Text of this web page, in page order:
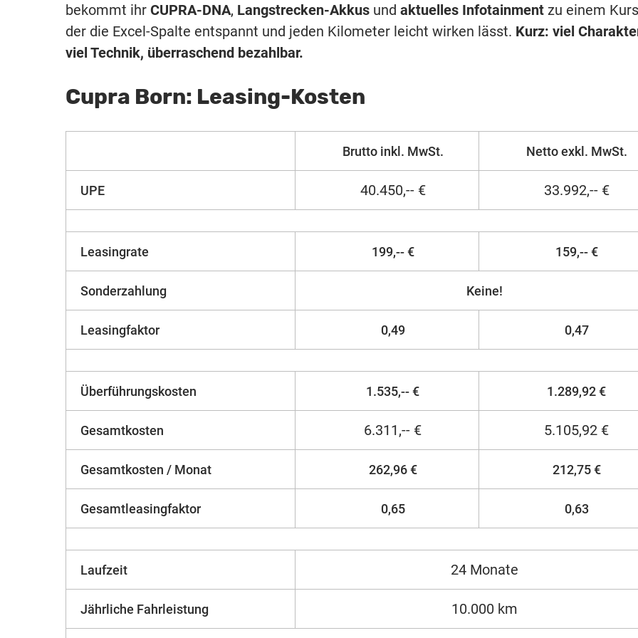
bekommt ihr CUPRA-DNA, Langstrecken-Akkus und aktuelles Infotainment zu einem
der die Excel-Spalte entspannt und jeden Kilometer leicht wirken lässt. Kurz: viel
viel Technik, überraschend bezahlbar.
Cupra Born: Leasing-Kosten
Brutto inkl. MwSt. Netto exkl. MwSt.
UPE 40.450,-- € 33.992,-- €
Leasingrate 199,-- € 159,-- €
Sonderzahlung Keine!
Leasingfaktor 0,49 0,47
Überführungskosten 1.535,-- € 1.289,92 €
Gesamtkosten 6.311,-- € 5.105,92 €
Gesamtkosten / Monat 262,96 € 212,75 €
Gesamtleasingfaktor 0,65 0,63
Laufzeit 24 Monate
Jährliche Fahrleistung 10.000 km